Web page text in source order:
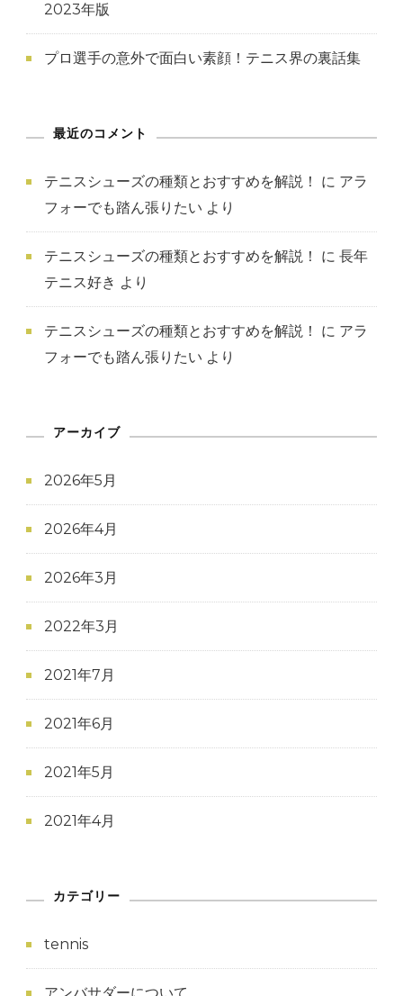
2023年版
プロ選手の意外で面白い素顔！テニス界の裏話集
最近のコメント
テニスシューズの種類とおすすめを解説！ に アラ
フォーでも踏ん張りたい より
テニスシューズの種類とおすすめを解説！ に 長年
テニス好き より
テニスシューズの種類とおすすめを解説！ に アラ
フォーでも踏ん張りたい より
アーカイブ
2026年5月
2026年4月
2026年3月
2022年3月
2021年7月
2021年6月
2021年5月
2021年4月
カテゴリー
tennis